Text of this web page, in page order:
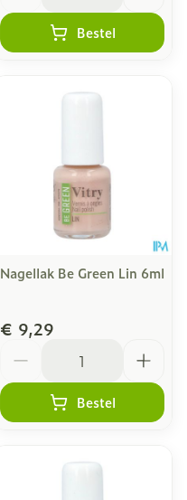
Bestel
Nagellak Be Green Lin 6ml
€ 9,29
Bestel